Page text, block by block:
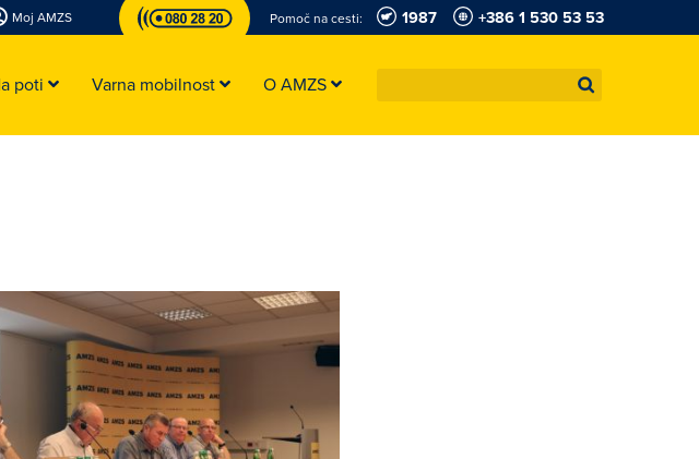
Moj AMZS Pomoč na cesti: 1987 +386 1 530 53 53
poti Varna mobilnost O AMZS